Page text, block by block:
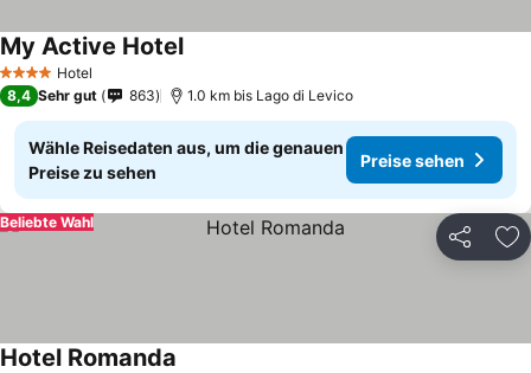
4 Sterne Hotel
My Active HotelPreise sehen
8,4 Sehr gut 863 1.0 km bis Lago di Levico
Wähle Reisedaten aus, um die genauen
Preise zu sehen
Preise sehen
Teilen
Beliebte Wahl
Hotel Romanda